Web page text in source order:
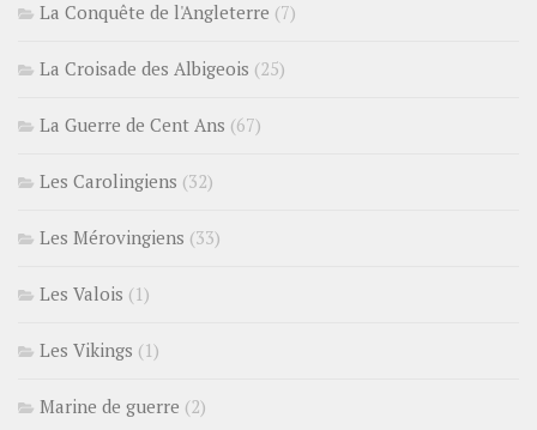
La Conquête de l'Angleterre (7)
La Croisade des Albigeois (25)
La Guerre de Cent Ans (67)
Les Carolingiens (32)
Les Mérovingiens (33)
Les Valois (1)
Les Vikings (1)
Marine de guerre (2)